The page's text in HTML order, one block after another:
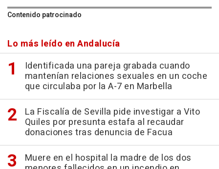
Contenido patrocinado
Lo más leído en Andalucía
Identificada una pareja grabada cuando
mantenían relaciones sexuales en un coche
que circulaba por la A-7 en Marbella
La Fiscalía de Sevilla pide investigar a Vito
Quiles por presunta estafa al recaudar
donaciones tras denuncia de Facua
Muere en el hospital la madre de los dos